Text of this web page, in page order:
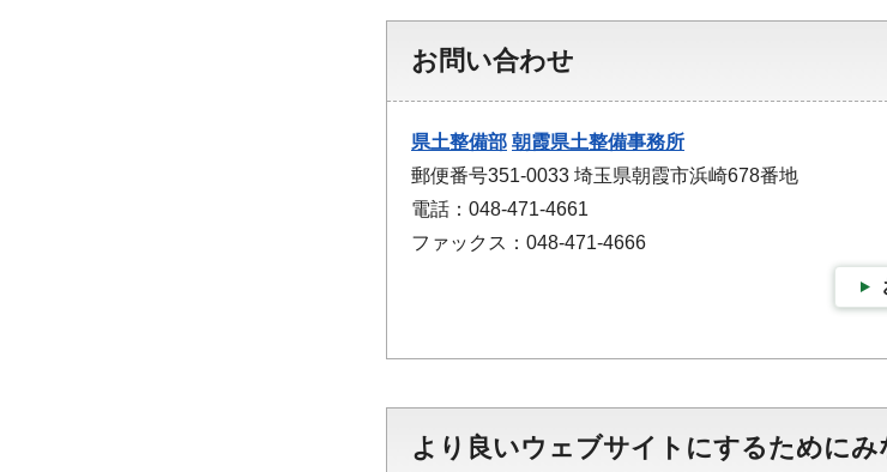
お問い合わせ
県土整備部 朝霞県土整備事務所
郵便番号351-0033 埼玉県朝霞市浜崎678番地
電話：048-471-4661
ファックス：048-471-4666
より良いウェブサイトにするために